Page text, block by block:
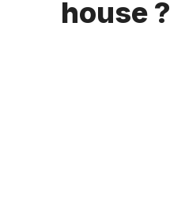
house ?